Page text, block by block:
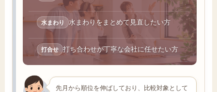
水まわり 水まわりをまとめて見直したい方
打合せ 打ち合わせが丁寧な会社に任せたい方
先月から順位を伸ばしており、比較対象として